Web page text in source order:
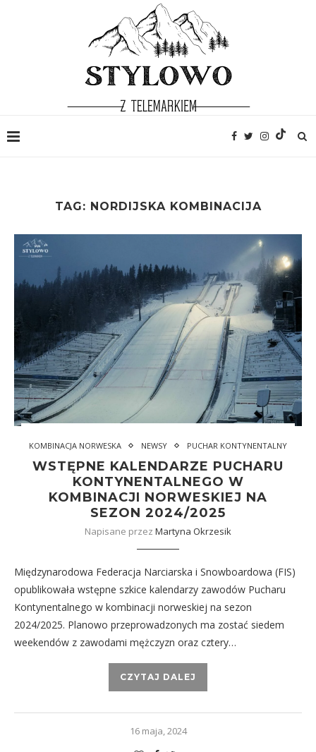
TAG: NORDIJSKA KOMBINACIJA
KOMBINACJA NORWESKA NEWSY PUCHAR KONTYNENTALNY
WSTĘPNE KALENDARZE PUCHARU
KONTYNENTALNEGO W
KOMBINACJI NORWESKIEJ NA
SEZON 2024/2025
Napisane przez Martyna Okrzesik
Międzynarodowa Federacja Narciarska i Snowboardowa (FIS)
opublikowała wstępne szkice kalendarzy zawodów Pucharu
Kontynentalnego w kombinacji norweskiej na sezon
2024/2025. Planowo przeprowadzonych ma zostać siedem
weekendów z zawodami mężczyzn oraz cztery…
CZYTAJ DALEJ
16 maja, 2024